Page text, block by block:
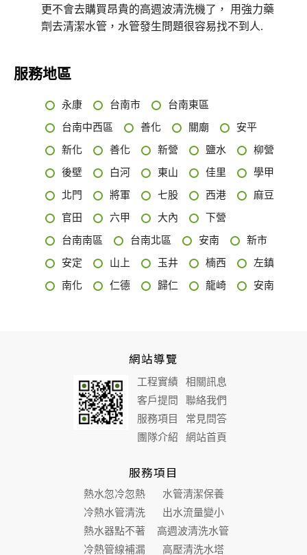
更不會去購買昂貴的高週波清洗機了， 用強力藥
劑去清潔水管，水管發生問題很容易找不到人.
服務地區
永康 台南市 台南東區
台南中西區 善化 關廟 安平
新化 善化 新營 鹽水 柳營
後壁 白河 東山 佳里 學甲
北門 將軍 七股 西港 麻豆
官田 六甲 大內 下營
台南南區 台南北區 安南 新市
安定 山上 玉井 楠西 左鎮
南化 仁德 歸仁 龍崎 安南
網站導覽
工程實績
相關訊息
客戶提問
聯絡我們
服務項目
常見問答
團隊介紹
網站首頁
服務項目
熱水忽冷忽熱
水管清潔保養
冷熱水管清洗
出水流量變小
熱水器點不著
高週波清洗水管
冷熱管線補漏
高壓清洗水塔